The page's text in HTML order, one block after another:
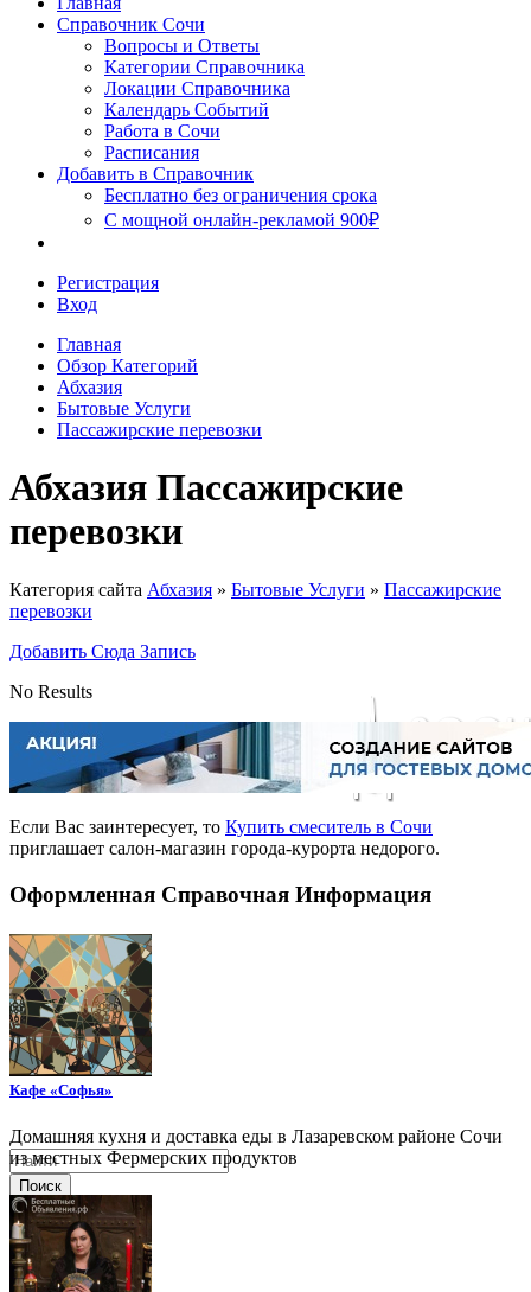
Сочи
Поиск
Справочник Сочи
Вопросы и Ответы
Категории Справочника
Локации Справочника
Календарь Событий
Работа в Сочи
Расписания
Добавить в Справочник
Бесплатно без ограничения срока
С мощной онлайн-рекламой 900₽
Регистрация
Вход
Главная
Обзор Категорий
Абхазия
Бытовые Услуги
Пассажирские перевозки
Абхазия Пассажирские
перевозки
Категория сайта Абхазия » Бытовые Услуги » Пассажирские
перевозки
Добавить Сюда Запись
No Results
Если Вас заинтересует, то Купить смеситель в Сочи
приглашает салон-магазин города-курорта недорого.
Оформленная Справочная Информация
Кафе «Софья»
Домашняя кухня и доставка еды в Лазаревском районе Сочи
из местных Фермерских продуктов